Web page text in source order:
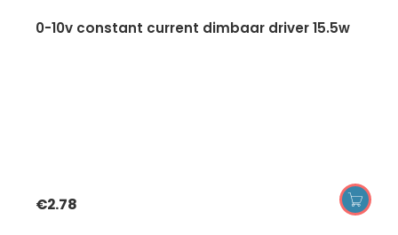
0-10v constant current dimbaar driver 15.5w
€2.78